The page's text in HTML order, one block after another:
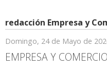
redacción Empresa y
Domingo, 24 de Mayo de
EMPRESA Y COMERCIO